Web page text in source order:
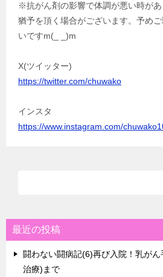
※抗がん剤の影響で体調が悪い時が
猶予を頂く場合がございます。予め
いですm(_ _)m
X(ツイッター)
https://twitter.com/chuwako
インスタ
https://www.instagram.com/
最近の投稿
闘わない闘病記(6)再び入院！乳が
治療)まで